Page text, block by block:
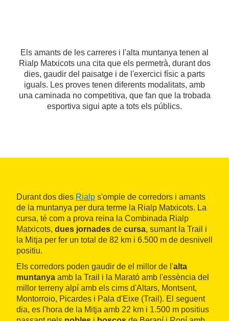
Els amants de les carreres i l'alta muntanya tenen al
Rialp Matxicots una cita que els permetrà, durant dos
dies, gaudir del paisatge i de l'exercici físic a parts
iguals. Les proves tenen diferents modalitats, amb
una caminada no competitiva, que fan que la trobada
esportiva sigui apte a tots els públics.
Durant dos dies Rialp s'omple de corredors i amants
de la muntanya per dura terme la Rialp Matxicots. La
cursa, té com a prova reina la Combinada Rialp
Matxicots, dues jornades de cursa, sumant la Trail i
la Mitja per fer un total de 82 km i 6.500 m de desnivell
positiu.
Els corredors poden gaudir de el millor de l'alta
muntanya amb la Trail i la Marató amb l'essència del
millor terreny alpí amb els cims d'Altars, Montsent,
Montorroio, Picardes i Pala d'Eixe (Trail). El seguent
dia, es l'hora de la Mitja amb 22 km i 1.500 m positius